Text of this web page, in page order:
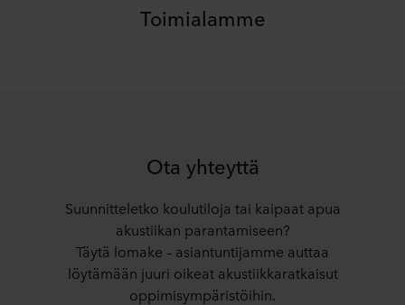
Toimialamme
Ota yhteyttä
Suunnitteletko koulutiloja tai kaipaat apua
akustiikan parantamiseen?
Täytä lomake – asiantuntijamme auttaa
löytämään juuri oikeat akustiikkaratkaisut
oppimisympäristöihin.